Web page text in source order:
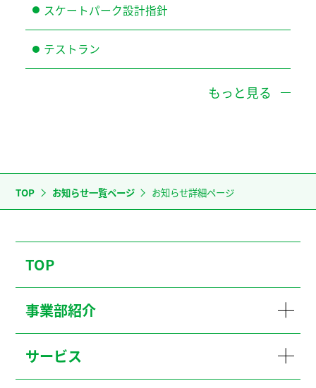
スケートパーク設計指針
テストラン
もっと見る
TOP お知らせ一覧ページ お知らせ詳細ページ
TOP
事業部紹介
サービス